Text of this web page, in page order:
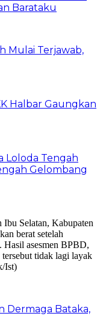
Barataku
Mulai Terjawab,
Halbar Gaungkan
Loloda Tengah
Gelombang
Dermaga Bataka,